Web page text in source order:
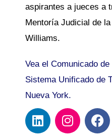
aspirantes a jueces a
Mentoría Judicial de
Williams.
Vea el Comunicado
Sistema Unificado de
Nueva York.